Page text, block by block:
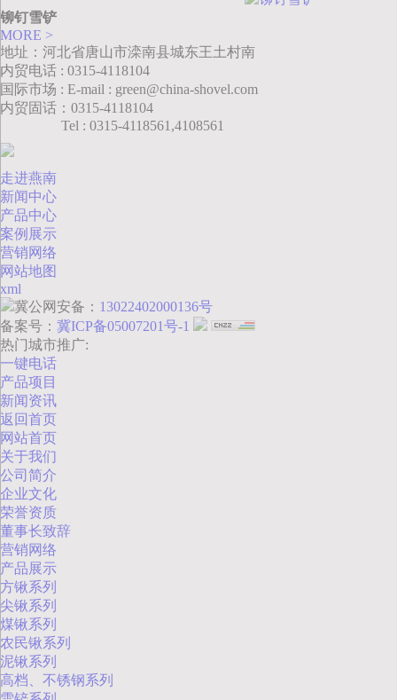
铆钉雪铲
MORE >
地址：河北省唐山市滦南县城东王土村南
内贸电话 : 0315-4118104
国际市场 : E-mail : green@china-shovel.com
内贸固话：0315-4118104
Tel : 0315-4118561,4108561
走进燕南
新闻中心
产品中心
案例展示
营销网络
网站地图
xml
冀公网安备： 13022402000136号
备案号： 冀ICP备05007201号-1
热门城市推广:
一键电话
产品项目
新闻资讯
返回首页
网站首页
关于我们
公司简介
企业文化
荣誉资质
董事长致辞
营销网络
产品展示
方锹系列
尖锹系列
煤锹系列
农民锹系列
泥锹系列
高档、不锈钢系列